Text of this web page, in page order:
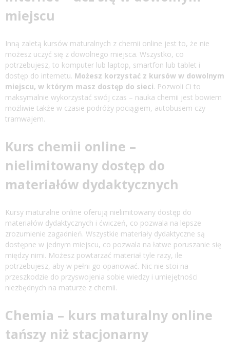
miejscu
Inną zaletą kursów maturalnych z chemii online jest to, że nie
możesz uczyć się z dowolnego miejsca. Wszystko, co
potrzebujesz, to komputer lub laptop, smartfon lub tablet i
dostęp do internetu. Możesz korzystać z kursów w dowolnym
miejscu, w którym masz dostęp do sieci. Pozwoli Ci to
maksymalnie wykorzystać swój czas – nauka chemii jest bowiem
możliwie także w czasie podróży pociągiem, autobusem czy
tramwajem.
Kurs chemii online –
nielimitowany dostęp do
materiałów dydaktycznych
Kursy maturalne online oferują nielimitowany dostęp do
materiałów dydaktycznych i ćwiczeń, co pozwala na lepsze
zrozumienie zagadnień. Wszystkie materiały dydaktyczne są
dostępne w jednym miejscu, co pozwala na łatwe poruszanie się
między nimi. Możesz powtarzać materiał tyle razy, ile
potrzebujesz, aby w pełni go opanować. Nic nie stoi na
przeszkodzie do przyswojenia sobie wiedzy i umiejętności
niezbędnych na maturze z chemii.
Chemia – kurs maturalny online
tańszy niż stacjonarny